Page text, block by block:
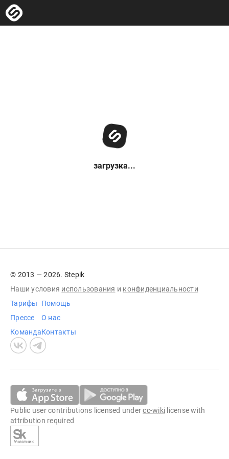
загрузка...
© 2013 — 2026. Stepik
Наши условия использования и конфиденциальности
Тарифы
Прессе
Команда
Помощь
О нас
Контакты
Public user contributions licensed undercc-wiki license with
attribution required